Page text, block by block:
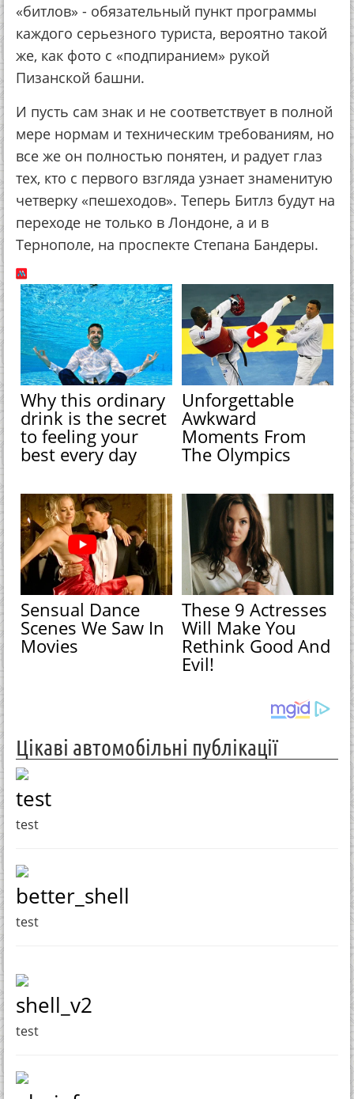
«битлов» - обязательный пункт программы
каждого серьезного туриста, вероятно такой
же, как фото с «подпиранием» рукой
Пизанской башни.
И пусть сам знак и не соответствует в полной
мере нормам и техническим требованиям, но
все же он полностью понятен, и радует глаз
тех, кто с первого взгляда узнает знаменитую
четверку «пешеходов». Теперь Битлз будут на
переходе не только в Лондоне, а и в
Тернополе, на проспекте Степана Бандеры.
Why this ordinary
drink is the secret
to feeling your
best every day
Unforgettable
Awkward
Moments From
The Olympics
Sensual Dance
Scenes We Saw In
Movies
These 9 Actresses
Will Make You
Rethink Good And
Evil!
Цікаві автомобільні публікації
test
test
better_shell
test
shell_v2
test